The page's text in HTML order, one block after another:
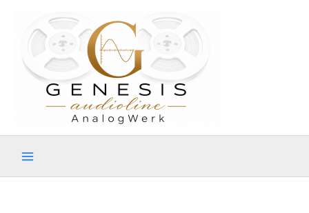
springen